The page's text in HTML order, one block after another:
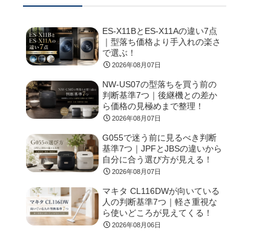
ES-X11BとES-X11Aの違い7点
｜型落ち価格より手入れの楽さ
で選ぶ！
2026年08月07日
NW-US07の型落ちを買う前の
判断基準7つ｜後継機との差か
ら価格の見極めまで整理！
2026年08月07日
G055で迷う前に見るべき判断
基準7つ｜JPFとJBSの違いから
自分に合う選び方が見える！
2026年08月07日
マキタ CL116DWが向いている
人の判断基準7つ｜軽さ重視な
ら使いどころが見えてくる！
2026年08月06日